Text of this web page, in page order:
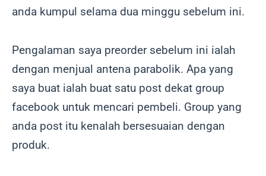
anda kumpul selama dua minggu sebelum ini.
Pengalaman saya preorder sebelum ini ialah
dengan menjual antena parabolik. Apa yang
saya buat ialah buat satu post dekat group
facebook untuk mencari pembeli. Group yang
anda post itu kenalah bersesuaian dengan
produk.